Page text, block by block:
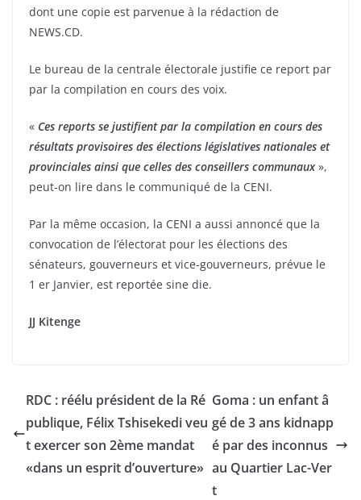
dont une copie est parvenue à la rédaction de
NEWS.CD.
Le bureau de la centrale électorale justifie ce report par
par la compilation en cours des voix.
« Ces reports se justifient par la compilation en cours des
résultats provisoires des élections législatives nationales et
provinciales ainsi que celles des conseillers communaux»,
peut-on lire dans le communiqué de la CENI.
Par la même occasion, la CENI a aussi annoncé que la
convocation de l’électorat pour les élections des
sénateurs, gouverneurs et vice-gouverneurs, prévue le
1 er Janvier, est reportée sine die.
JJ Kitenge
RDC : réélu président de la Ré
publique, Félix Tshisekedi veu
t exercer son 2ème mandat
«dans un esprit d’ouverture»
Goma : un enfant â
gé de 3 ans kidnapp
é par des inconnus
au Quartier Lac-Ver
t